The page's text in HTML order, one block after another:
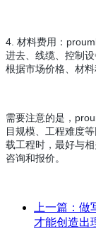
4. 材料费用：
进去、线缆
根据市场价格、材料
需要注意的是，
目规模、工程难度
载工程时，最好
咨询和报价。
上一篇
才能创造出